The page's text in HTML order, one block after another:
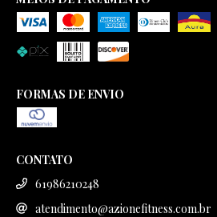
FORMAS DE ENVIO
CONTATO
61986210248
atendimento@azionefitness.com.br